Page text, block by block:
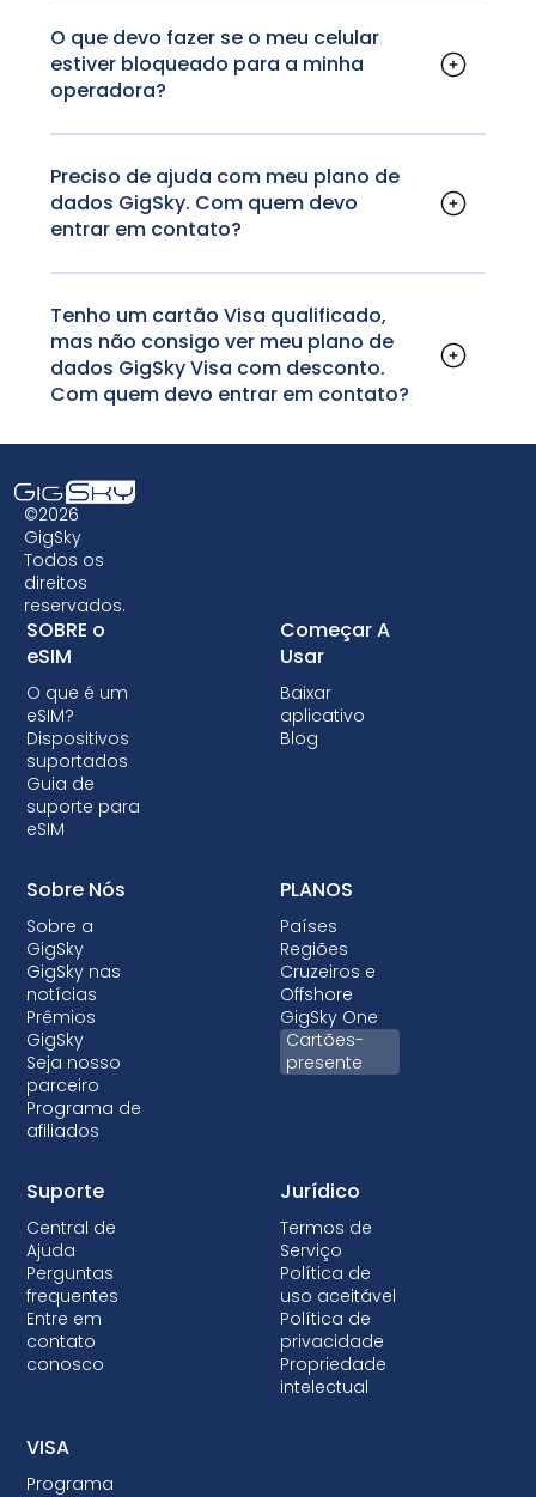
outras informações, podem ser encontradas
aqui.
O que devo fazer se o meu celular
estiver bloqueado para a minha
operadora?
FAQ do GigSky.com.
Preciso de ajuda com meu plano de
dados GigSky. Com quem devo
entrar em contato?
Tenho um cartão Visa qualificado,
mas não consigo ver meu plano de
dados GigSky Visa com desconto.
Com quem devo entrar em contato?
página inicial do GigSky Visaou no aplicativo
GigSky. Se o seu cartão estiver listado, mas
você não conseguir ver o plano de dados
GigSky Visa gratuito, entre em contato com o
GigSky Care
listado, entre em contato com o emissor do
cartão.
©2026
GigSky
Todos os
direitos
reservados.
SOBRE o
eSIM
O que é um
eSIM?
Dispositivos
suportados
Guia de
suporte para
eSIM
Começar A
Usar
Baixar
aplicativo
Blog
Sobre Nós
Sobre a
GigSky
GigSky nas
notícias
Prêmios
GigSky
Seja nosso
parceiro
Programa de
afiliados
PLANOS
Países
Regiões
Cruzeiros e
Offshore
GigSky One
Cartões-
presente
Suporte
Central de
Ajuda
Perguntas
frequentes
Entre em
contato
conosco
Jurídico
Termos de
Serviço
Política de
uso aceitável
Política de
privacidade
Propriedade
intelectual
VISA
Programa